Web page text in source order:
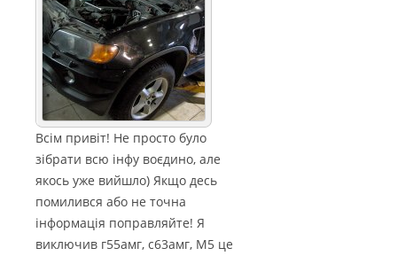
Всім привіт! Не просто було
зібрати всю інфу воєдино, але
якось уже вийшло) Якщо десь
помилився або не точна
інформація поправляйте! Я
виключив г55амг, с63амг, М5 це